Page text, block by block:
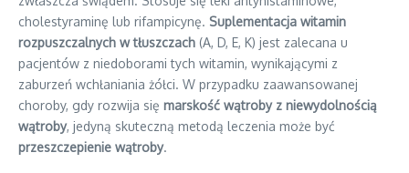
cholestyraminę lub rifampicynę. Suplementacja witamin
rozpuszczalnych w tłuszczach (A, D, E, K) jest zalecana u
pacjentów z niedoborami tych witamin, wynikającymi z
zaburzeń wchłaniania żółci. W przypadku zaawansowanej
choroby, gdy rozwija się marskość wątroby z niewydolnością
wątroby, jedyną skuteczną metodą leczenia może być
przeszczepienie wątroby.